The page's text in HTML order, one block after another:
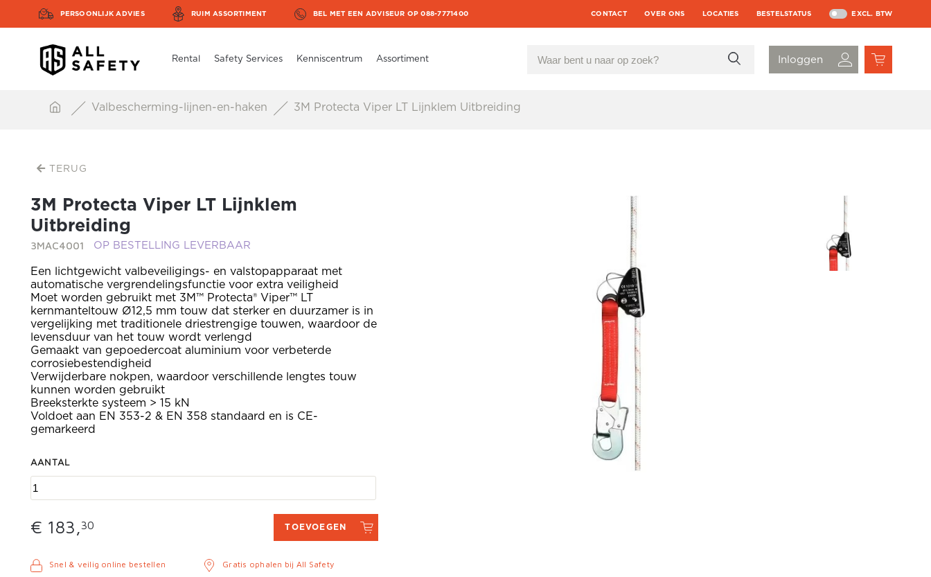
PERSOONLIJK ADVIES RUIM ASSORTIMENT BEL MET EEN ADVISEUR OP 088-7771400 CONTACT OVER ONS LOCATIES BESTELSTATUS EXCL. BTW
Rental Safety Services Kenniscentrum Assortiment
Valbescherming-lijnen-en-haken 3M Protecta Viper LT Lijnklem Uitbreiding
TERUG
3M Protecta Viper LT Lijnklem
Uitbreiding
3MAC4001 OP BESTELLING LEVERBAAR
Een lichtgewicht valbeveiligings- en valstopapparaat met
automatische vergrendelingsfunctie voor extra veiligheid
Moet worden gebruikt met 3M™ Protecta® Viper™ LT
kernmanteltouw Ø12,5 mm touw dat sterker en duurzamer is in
vergelijking met traditionele driestrengige touwen, waardoor de
levensduur van het touw wordt verlengd
Gemaakt van gepoedercoat aluminium voor verbeterde
corrosiebestendigheid
Verwijderbare nokpen, waardoor verschillende lengtes touw
kunnen worden gebruikt
Breeksterkte systeem > 15 kN
Voldoet aan EN 353-2 & EN 358 standaard en is CE-
gemarkeerd
AANTAL
€ 183,30 TOEVOEGEN
Snel & veilig online bestellen
Gratis ophalen bij All Safety